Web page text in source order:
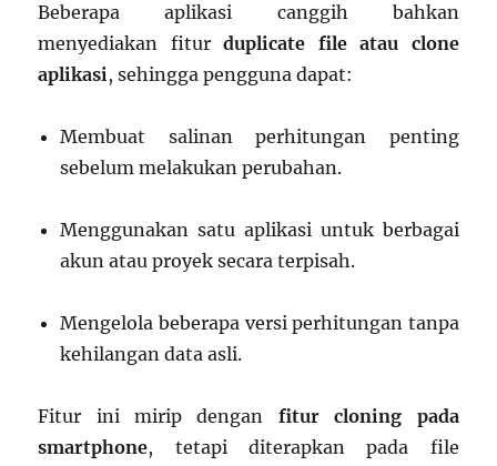
Beberapa aplikasi canggih bahkan
menyediakan fiturduplicate file atau clone
aplikasi, sehingga pengguna dapat:
Membuat salinan perhitungan penting
sebelum melakukan perubahan.
Menggunakan satu aplikasi untuk berbagai
akun atau proyek secara terpisah.
Mengelola beberapa versi perhitungan tanpa
kehilangan data asli.
Fitur ini mirip dengan fitur cloning pada
smartphone, tetapi diterapkan pada file